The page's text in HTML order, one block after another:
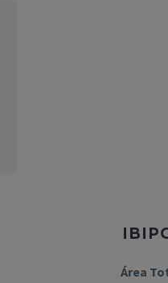
Área